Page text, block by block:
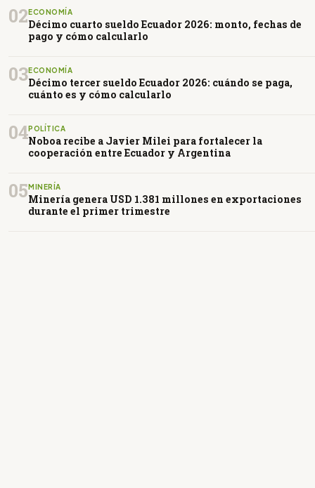
02 ECONOMÍA
Décimo cuarto sueldo Ecuador 2026: monto, fechas de
pago y cómo calcularlo
03ECONOMÍA
Décimo tercer sueldo Ecuador 2026: cuándo se paga,
cuánto es y cómo calcularlo
04POLÍTICA
Noboa recibe a Javier Milei para fortalecer la
cooperación entre Ecuador y Argentina
05 MINERÍA
Minería genera USD 1.381 millones en exportaciones
durante el primer trimestre